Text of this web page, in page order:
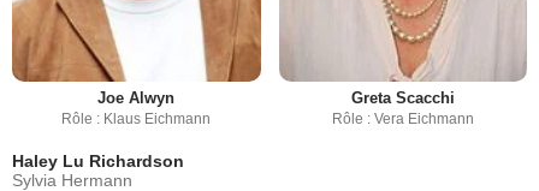
Joe Alwyn
Rôle : Klaus Eichmann
Greta Scacchi
Rôle : Vera Eichmann
Haley Lu Richardson
Sylvia Hermann